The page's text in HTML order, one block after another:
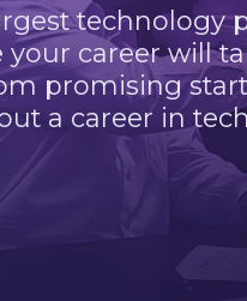
technology
career will
promising
a career in